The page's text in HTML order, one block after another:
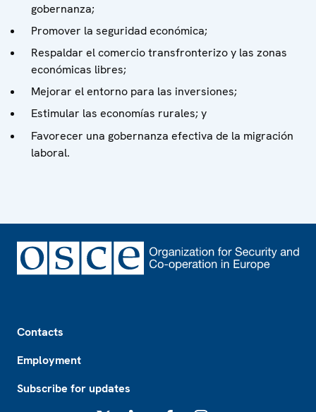
gobernanza;
Promover la seguridad económica;
Respaldar el comercio transfronterizo y las zonas
económicas libres;
Mejorar el entorno para las inversiones;
Estimular las economías rurales; y
Favorecer una gobernanza efectiva de la migración
laboral.
Contacts
Employment
Subscribe for updates